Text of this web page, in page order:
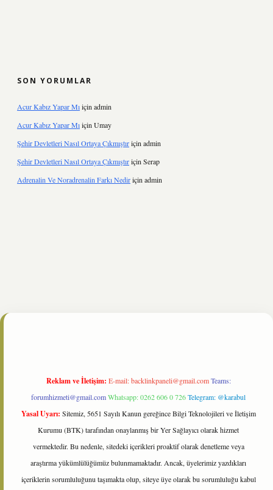
SON YORUMLAR
Acur Kabız Yapar Mıiçin admin
Acur Kabız Yapar Mıiçin Umay
Şehir Devletleri Nasıl Ortaya Çıkmıştıriçin admin
Şehir Devletleri Nasıl Ortaya Çıkmıştıriçin Serap
Adrenalin Ve Noradrenalin Farkı Nediriçin admin
Reklam ve İletişim: E-mail:backlinkpaneli@gmail.com Teams:
forumhizmeti@gmail.comWhatsapp: 0262 606 0 726Telegram: @karabul
Yasal Uyarı: Sitemiz, 5651 Sayılı Kanun gereğince Bilgi Teknolojileri ve İletişim
Kurumu (BTK) tarafından onaylanmış bir Yer Sağlayıcı olarak hizmet
vermektedir. Bu nedenle, sitedeki içerikleri proaktif olarak denetleme veya
araştırma yükümlülüğümüz bulunmamaktadır. Ancak, üyelerimiz yazdıkları
içeriklerin sorumluluğunu taşımakta olup, siteye üye olarak bu sorumluluğu kabul